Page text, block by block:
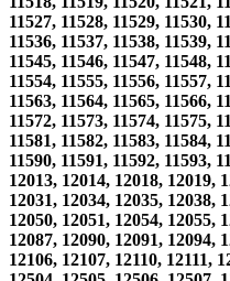
11527, 11528, 11529, 11530,
11536, 11537, 11538, 11539,
11545, 11546, 11547, 11548,
11554, 11555, 11556, 11557,
11563, 11564, 11565, 11566,
11572, 11573, 11574, 11575,
11581, 11582, 11583, 11584,
11590, 11591, 11592, 11593,
12013, 12014, 12018, 12019,
12031, 12034, 12035, 12038,
12050, 12051, 12054, 12055,
12087, 12090, 12091, 12094,
12106, 12107, 12110, 12111,